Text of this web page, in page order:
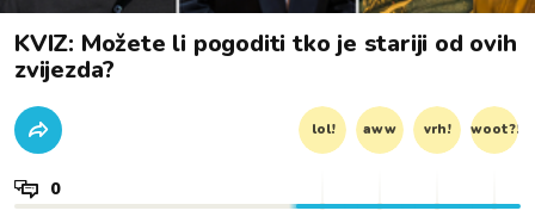
KVIZ: Možete li pogoditi tko je stariji od ovih
zvijezda?
lol! aww vrh! woot?!
0